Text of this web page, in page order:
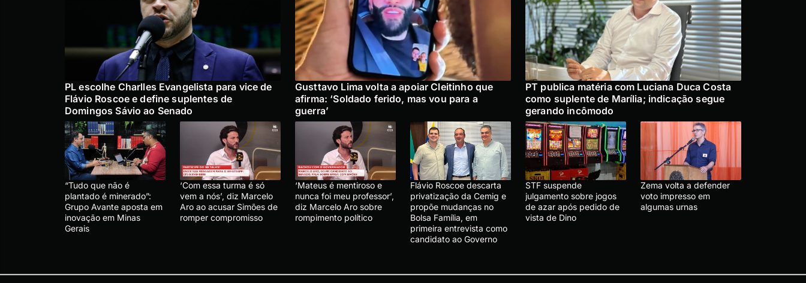
PL escolhe Charlles Evangelista para vice de
Flávio Roscoe e define suplentes de
Domingos Sávio ao Senado
Gusttavo Lima volta a apoiar Cleitinho que
afirma: ‘Soldado ferido, mas vou para a
guerra’
PT publica matéria com Luciana Duca Costa
como suplente de Marília; indicação segue
gerando incômodo
“Tudo que não é
plantado é minerado”:
Grupo Avante aposta em
inovação em Minas
Gerais
‘Com essa turma é só
vem a nós’, diz Marcelo
Aro ao acusar Simões de
romper compromisso
‘Mateus é mentiroso e
nunca foi meu professor’,
diz Marcelo Aro sobre
rompimento político
Flávio Roscoe descarta
privatização da Cemig e
propõe mudanças no
Bolsa Família, em
primeira entrevista como
candidato ao Governo
STF suspende
julgamento sobre jogos
de azar após pedido de
vista de Dino
Zema volta a defender
voto impresso em
algumas urnas